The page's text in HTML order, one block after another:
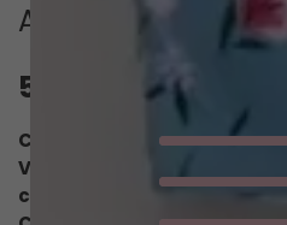
Avaliações
5.0
Conforto
Valoriza o
corpo